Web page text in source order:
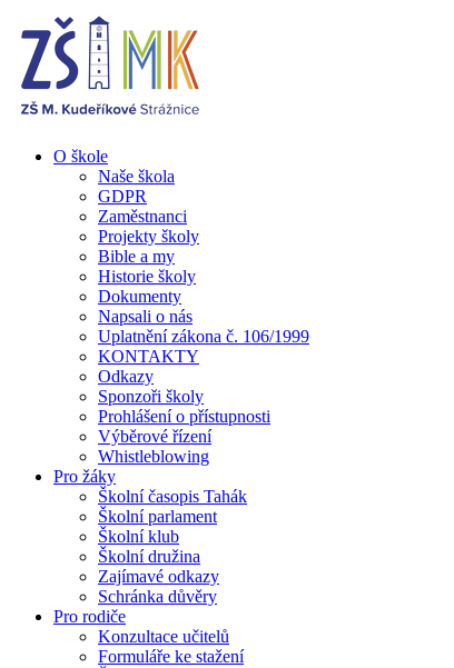
O škole
Naše škola
GDPR
Zaměstnanci
Projekty školy
Bible a my
Historie školy
Dokumenty
Napsali o nás
Uplatnění zákona č. 106/1999
KONTAKTY
Odkazy
Sponzoři školy
Prohlášení o přístupnosti
Výběrové řízení
Whistleblowing
Pro žáky
Školní časopis Tahák
Školní parlament
Školní klub
Školní družina
Zajímavé odkazy
Schránka důvěry
Pro rodiče
Konzultace učitelů
Formuláře ke stažení